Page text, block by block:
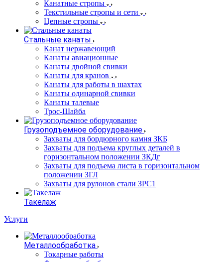
Канатные стропы
Текстильные стропы и сети
Цепные стропы
Стальные канаты
Канат нержавеющий
Канаты авиационные
Канаты двойной свивки
Канаты для кранов
Канаты для работы в шахтах
Канаты одинарной свивки
Канаты талевые
Трос-Шайба
Грузоподъемное оборудование
Захваты для бордюрного камня ЗКБ
Захваты для подъема круглых деталей в
горизонтальном положении ЗКДг
Захваты для подъема листа в горизонтальном
положении ЗГЛ
Захваты для рулонов стали ЗРС1
Такелаж
Услуги
Металлообработка
Токарные работы